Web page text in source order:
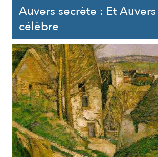
Auvers secrète : Et
célèbre